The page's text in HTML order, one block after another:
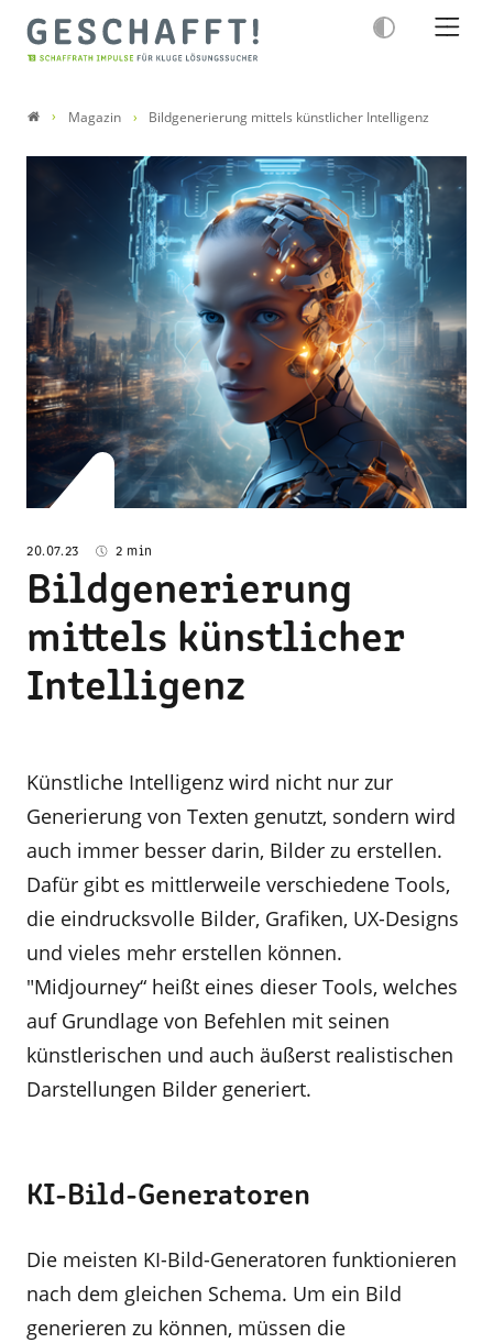
Magazin Bildgenerierung mittels künstlicher Intelligenz
20.07.23 2 min
Bildgenerierung
mittels künstlicher
Intelligenz
Künstliche Intelligenz wird nicht nur zur
Generierung von Texten genutzt, sondern wird
auch immer besser darin, Bilder zu erstellen.
Dafür gibt es mittlerweile verschiedene Tools,
die eindrucksvolle Bilder, Grafiken, UX-Designs
und vieles mehr erstellen können.
"Midjourney“ heißt eines dieser Tools, welches
auf Grundlage von Befehlen mit seinen
künstlerischen und auch äußerst realistischen
Darstellungen Bilder generiert.
KI-Bild-Generatoren
Die meisten KI-Bild-Generatoren funktionieren
nach dem gleichen Schema. Um ein Bild
generieren zu können, müssen die